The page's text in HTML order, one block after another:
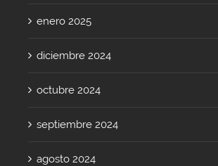
enero 2025
diciembre 2024
octubre 2024
septiembre 2024
agosto 2024